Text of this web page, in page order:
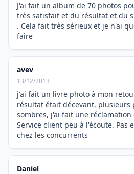
J'ai fait un album de 70 photos
très satisfait et du résultat et du
. Cela fait très sérieux et je n'ai
faire
avev
13/12/2013
j'ai fait un livre photo à mon
résultat était décevant, plusieurs
sombres, j'ai fait une réclamation
Service client peu à l'écoute. Pas
chez les concurrents
Daniel